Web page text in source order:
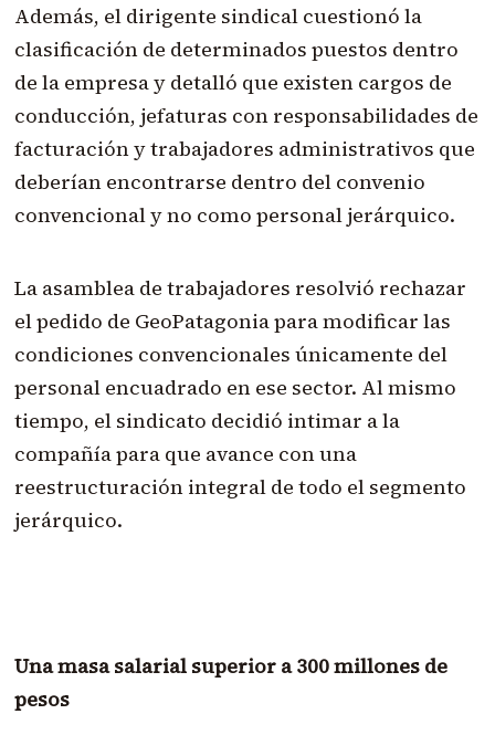
Además, el dirigente sindical cuestionó la
clasificación de determinados puestos dentro
de la empresa y detalló que existen cargos de
conducción, jefaturas con responsabilidades de
facturación y trabajadores administrativos que
deberían encontrarse dentro del convenio
convencional y no como personal jerárquico.
La asamblea de trabajadores resolvió rechazar
el pedido de GeoPatagonia para modificar las
condiciones convencionales únicamente del
personal encuadrado en ese sector. Al mismo
tiempo, el sindicato decidió intimar a la
compañía para que avance con una
reestructuración integral de todo el segmento
jerárquico.
Una masa salarial superior a 300 millones de
pesos